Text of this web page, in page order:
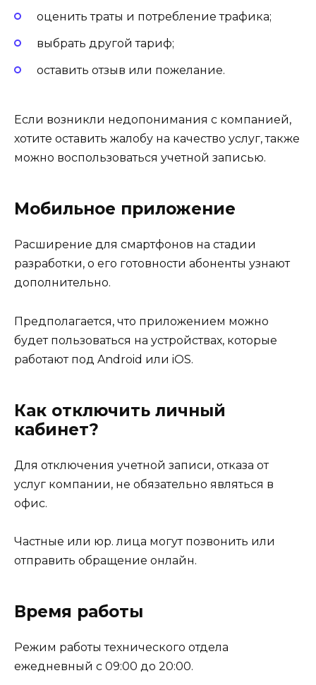
оценить траты и потребление трафика;
выбрать другой тариф;
оставить отзыв или пожелание.
Если возникли недопонимания с компанией,
хотите оставить жалобу на качество услуг, также
можно воспользоваться учетной записью.
Мобильное приложение
Расширение для смартфонов на стадии
разработки, о его готовности абоненты узнают
дополнительно.
Предполагается, что приложением можно
будет пользоваться на устройствах, которые
работают под Android или iOS.
Как отключить личный
кабинет?
Для отключения учетной записи, отказа от
услуг компании, не обязательно являться в
офис.
Частные или юр. лица могут позвонить или
отправить обращение онлайн.
Время работы
Режим работы технического отдела
ежедневный с 09:00 до 20:00.